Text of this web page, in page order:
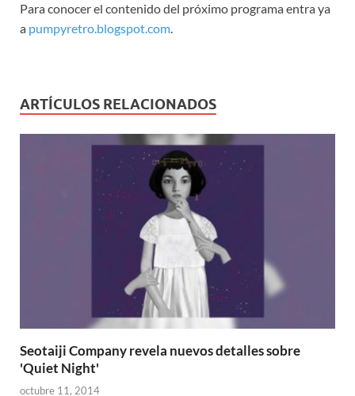
Para conocer el contenido del próximo programa entra ya
a pumpyretro.blogspot.com
ARTÍCULOS RELACIONADOS
Seotaiji Company revela nuevos detalles sobre
'Quiet Night'
octubre 11, 2014